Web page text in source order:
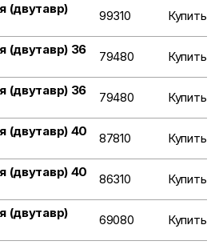
(двутавр)
99310 Купить
(двутавр) 36
79480 Купить
(двутавр) 36
79480 Купить
(двутавр) 40
87810 Купить
(двутавр) 40
86310 Купить
(двутавр)
69080 Купить